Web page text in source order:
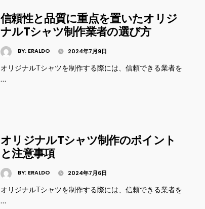
信頼性と品質に重点を置いたオリジ
ナルTシャツ制作業者の選び方
BY: ERALDO 2024年7月9日
オリジナルTシャツを制作する際には、信頼できる業者を
…
オリジナルTシャツ制作のポイント
と注意事項
BY: ERALDO 2024年7月6日
オリジナルTシャツを制作する際には、信頼できる業者を
…